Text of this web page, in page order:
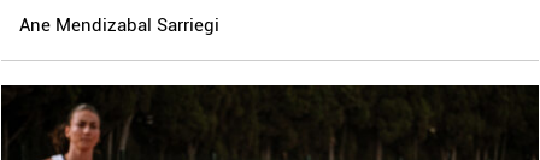
Ane Mendizabal Sarriegi